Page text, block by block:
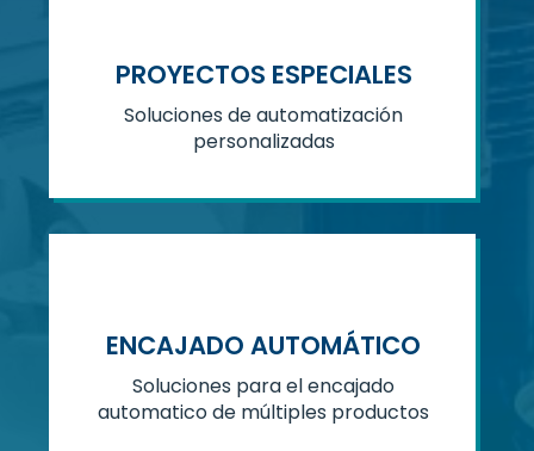
PROYECTOS ESPECIALES
Soluciones de automatización
personalizadas
ENCAJADO AUTOMÁTICO
Soluciones para el encajado
automatico de múltiples productos